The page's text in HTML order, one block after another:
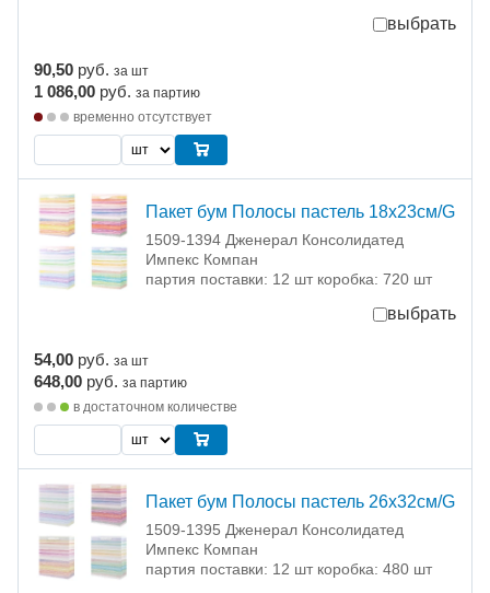
выбрать
90,50 руб. за шт
1 086,00 руб. за партию
временно отсутствует
Пакет бум Полосы пастель 18х23см/G
1509-1394 Дженерал Консолидатед
Импекс Компан
партия поставки: 12 шт коробка: 720 шт
выбрать
54,00 руб. за шт
648,00 руб. за партию
в достаточном количестве
Пакет бум Полосы пастель 26х32см/G
1509-1395 Дженерал Консолидатед
Импекс Компан
партия поставки: 12 шт коробка: 480 шт